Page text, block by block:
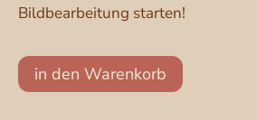
Bildbearbeitung starten!
Retusche
Videotrainings
in den Warenkorb